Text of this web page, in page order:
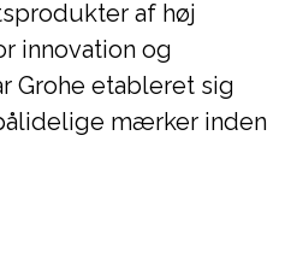
af høj
innovation og
Grohe etableret sig
mærker inden